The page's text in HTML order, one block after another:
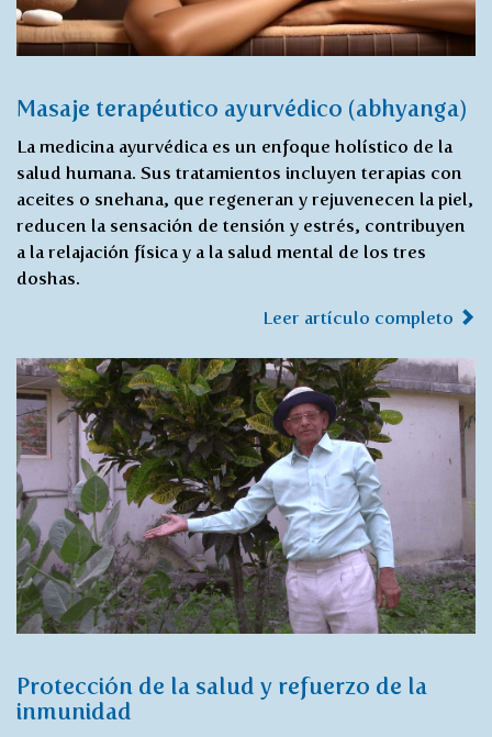
Masaje terapéutico ayurvédico (abhyanga)
La medicina ayurvédica es un enfoque holístico de la
salud humana. Sus tratamientos incluyen terapias con
aceites o snehana, que regeneran y rejuvenecen la piel,
reducen la sensación de tensión y estrés, contribuyen
a la relajación física y a la salud mental de los tres
doshas.
Leer artículo completo
Protección de la salud y refuerzo de la
inmunidad